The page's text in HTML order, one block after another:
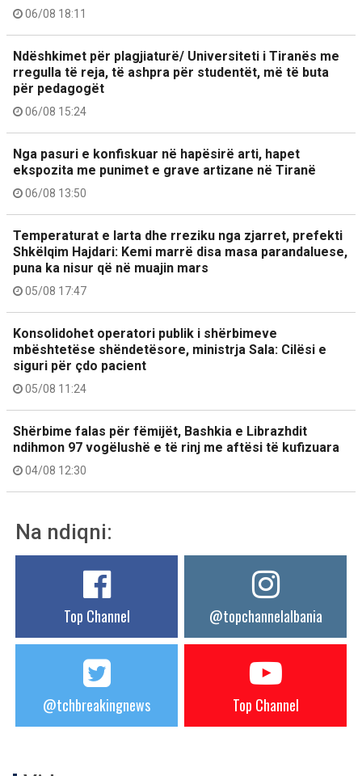
06/08 18:11
Ndëshkimet për plagjiaturë/ Universiteti i Tiranës me
rregulla të reja, të ashpra për studentët, më të buta
për pedagogët
06/08 15:24
Nga pasuri e konfiskuar në hapësirë arti, hapet
ekspozita me punimet e grave artizane në Tiranë
06/08 13:50
Temperaturat e larta dhe rreziku nga zjarret, prefekti
Shkëlqim Hajdari: Kemi marrë disa masa parandaluese,
puna ka nisur që në muajin mars
05/08 17:47
Konsolidohet operatori publik i shërbimeve
mbështetëse shëndetësore, ministrja Sala: Cilësi e
siguri për çdo pacient
05/08 11:24
Shërbime falas për fëmijët, Bashkia e Librazhdit
ndihmon 97 vogëlushë e të rinj me aftësi të kufizuara
04/08 12:30
Na ndiqni:
Top Channel @topchannelalbania
@tchbreakingnews Top Channel